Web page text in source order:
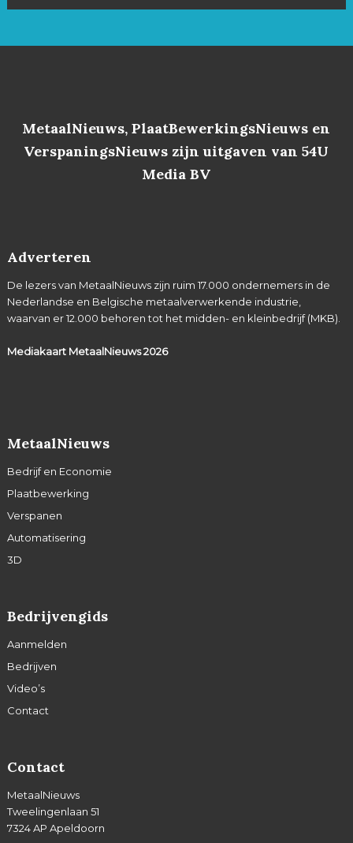
MetaalNieuws, PlaatBewerkingsNieuws en
VerspaningsNieuws zijn uitgaven van 54U
Media BV
Adverteren
De lezers van MetaalNieuws zijn ruim 17.000 ondernemers in de
Nederlandse en Belgische metaalverwerkende industrie,
waarvan er 12.000 behoren tot het midden- en kleinbedrijf (MKB).
Mediakaart MetaalNieuws2026
MetaalNieuws
Bedrijf en Economie
Plaatbewerking
Verspanen
Automatisering
3D
Bedrijvengids
Aanmelden
Bedrijven
Video’s
Contact
Contact
MetaalNieuws
Tweelingenlaan 51
7324 AP Apeldoorn